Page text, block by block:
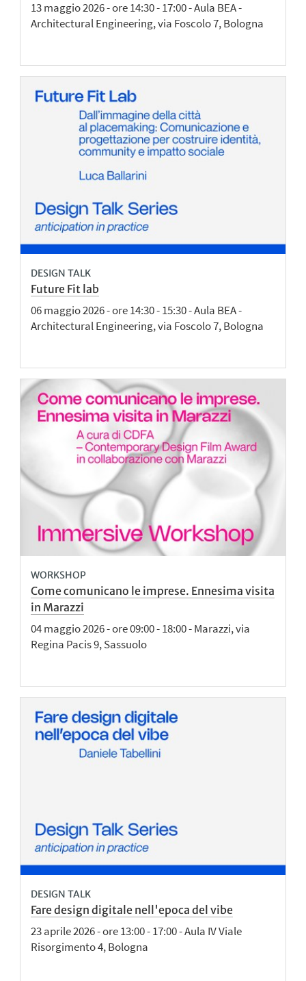
13 maggio 2026 - ore 14:30 - 17:00 - Aula BEA -
Architectural Engineering, via Foscolo 7, Bologna
DESIGN TALK
Future Fit lab
06 maggio 2026 - ore 14:30 - 15:30 - Aula BEA -
Architectural Engineering, via Foscolo 7, Bologna
WORKSHOP
Come comunicano le imprese. Ennesima visita
in Marazzi
04 maggio 2026 - ore 09:00 - 18:00 - Marazzi, via
Regina Pacis 9, Sassuolo
DESIGN TALK
Fare design digitale nell'epoca del vibe
23 aprile 2026 - ore 13:00 - 17:00 - Aula IV Viale
Risorgimento 4, Bologna